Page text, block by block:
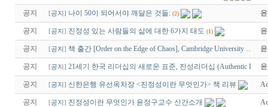
공지 [공지 ] 나이 50이 되어서야 깨달은 것들: (2)
공지 [공지 ] 진정성 있는 사람들의 삶에 대한 6가지 태도 (1)
공지 [공지 ] 책 출간 [Order on the Edge of Chaos], Cambridge University …
공지 [공지 ] 21세기 한국 리더십의 새로운 표준, 진성리더십 (Authentic
공지 [공지 ] 신한은행 유선옥차장 <진정성이란 무엇인가> 책 리뷰
공지 [공지 ] 진정성이란 무엇인가 윤정구교수 신간소개